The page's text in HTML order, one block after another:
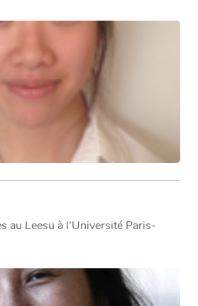
au Leesu à l’Université Paris-